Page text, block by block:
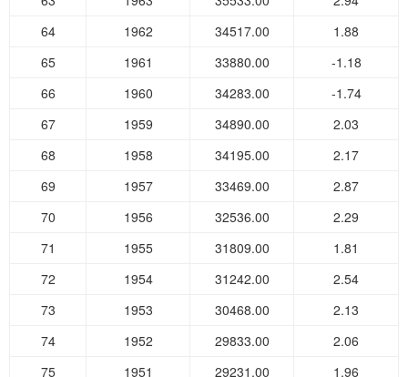
64
1962 34517.00
1.88
65
1961 33880.00
-1.18
66
1960 34283.00
-1.74
67
1959 34890.00
2.03
68
1958 34195.00
2.17
69
1957 33469.00
2.87
70
1956 32536.00
2.29
71
1955 31809.00
1.81
72
1954 31242.00
2.54
73
1953 30468.00
2.13
74
1952 29833.00
2.06
75
1951 29231.00
1.96